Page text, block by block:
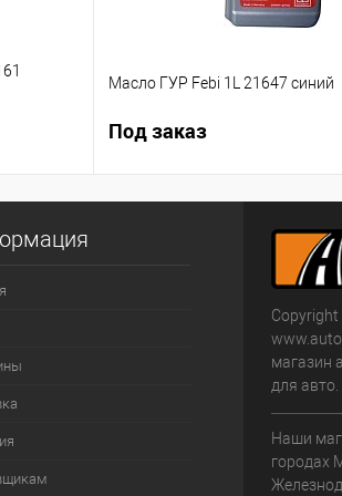
Масло ГУР Febi 1L 21647 синий
Под заказ
магазин
для
Наши
городах